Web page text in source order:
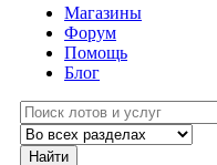
Магазины
Форум
Помощь
Блог
Найти